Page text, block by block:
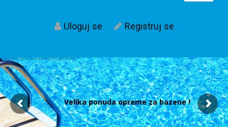
Uloguj se Registruj se
Velika ponuda opreme za bazene !